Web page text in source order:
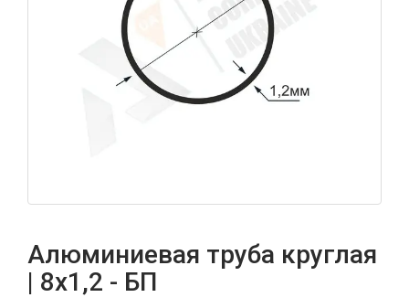
Алюминиевая труба круглая
| 8х1,2 - БП